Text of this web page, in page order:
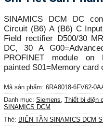
SINAMICS DCM DC
Circuit (B6) A (B6) C
Field rectifier D500/30
DC, 30 A
PROFINET module on
painted S01=Memory card
Mã sản phẩm: 6RA8018-6FV62-
Danh mục: Siemens, Thiết bị điện
SINAMICS DCM
Thẻ: BIẾN TẦN SINAMICS DCM